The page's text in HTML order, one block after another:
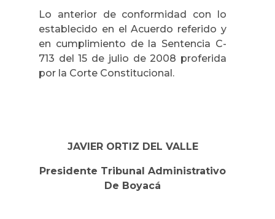
Lo anterior de conformidad con lo
establecido en el Acuerdo referido y
en cumplimiento de la Sentencia C-
713 del 15 de julio de 2008 proferida
por la Corte Constitucional.
JAVIER ORTIZ DEL VALLE
Presidente Tribunal Administrativo
De Boyacá